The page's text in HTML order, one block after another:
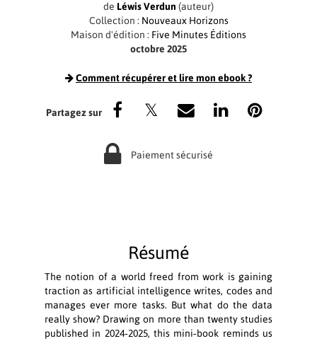
de Léwis Verdun (auteur)
Collection : Nouveaux Horizons
Maison d'édition : Five Minutes Éditions
octobre 2025
Comment récupérer et lire mon ebook ?
Paiement sécurisé
Résumé
The notion of a world freed from work is gaining
traction as artificial intelligence writes, codes and
manages ever more tasks. But what do the data
really show? Drawing on more than twenty studies
published in 2024‑2025, this mini‑book reminds us